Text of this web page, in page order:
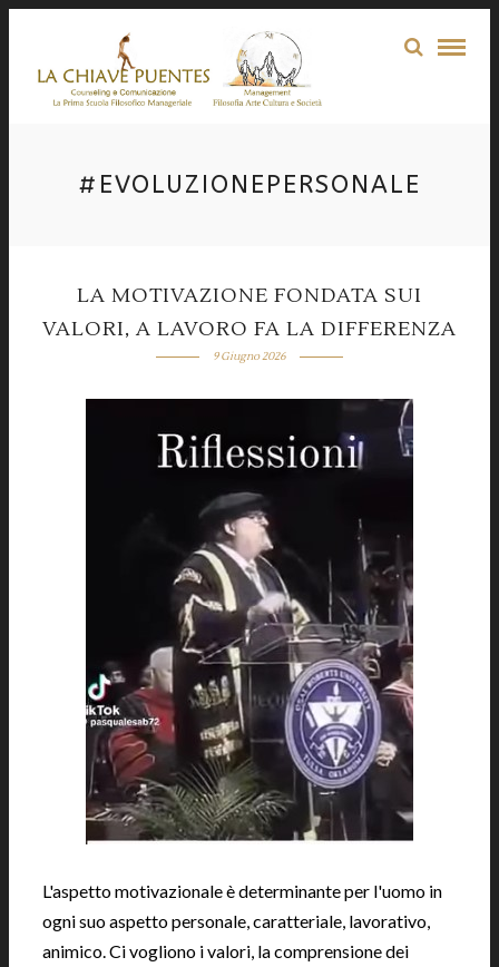
#EVOLUZIONEPERSONALE
LA MOTIVAZIONE FONDATA SUI
VALORI, A LAVORO FA LA DIFFERENZA
9 Giugno 2026
L'aspetto motivazionale è determinante per l'uomo in
ogni suo aspetto personale, caratteriale, lavorativo,
animico. Ci vogliono i valori, la comprensione dei